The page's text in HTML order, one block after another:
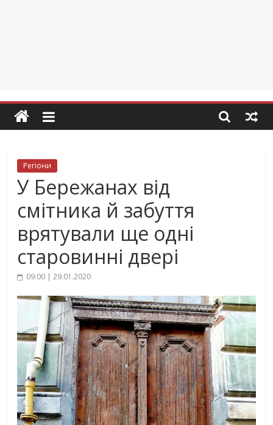
Регіони
У Бережанах від
смітника й забуття
врятували ще одні
старовинні двері
09:00 | 29.01.2020